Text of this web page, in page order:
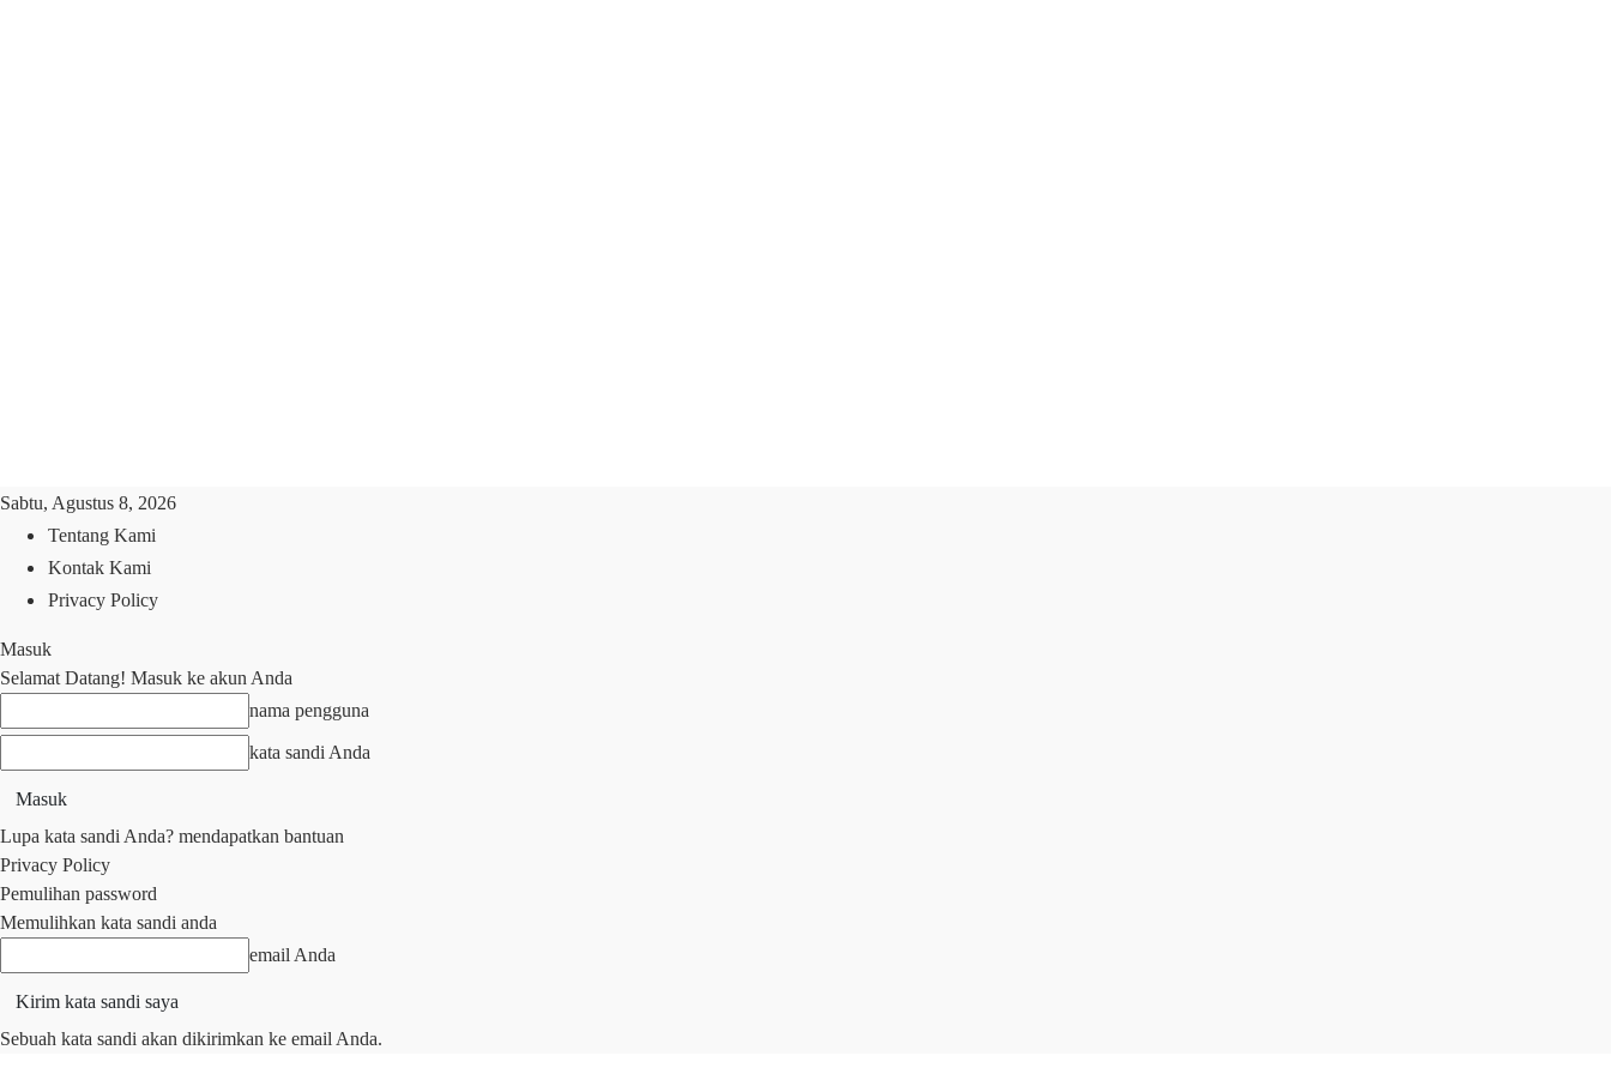
Sabtu, Agustus 8, 2026
Tentang Kami
Kontak Kami
Privacy Policy
Masuk
Selamat Datang! Masuk ke akun Anda
nama pengguna
kata sandi Anda
Lupa kata sandi Anda? mendapatkan bantuan
Privacy Policy
Pemulihan password
Memulihkan kata sandi anda
email Anda
Sebuah kata sandi akan dikirimkan ke email Anda.